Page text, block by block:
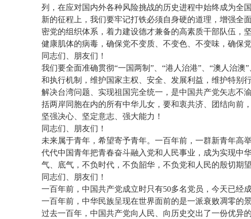
列，在应对国内外各种风险挑战的历史进程中始终成为全
新的征程上，我们要牢记打铁必须自身硬的道理，增强全
密党的组织体系，着力建设德才兼备的高素质干部队伍，
健康肌体的病毒，确保党不变质、不变色、不变味，确保
同志们、朋友们！
我们要全面准确贯彻“一国两制”、“港人治港”、“澳人治
和执行机制，维护国家主权、安全、发展利益，维护特别
解决台湾问题、实现祖国完全统一，是中国共产党矢志不
括两岸同胞在内的所有中华儿女，要和衷共济、团结向前
坚强决心、坚定意志、强大能力！
同志们、朋友们！
未来属于青年，希望寄予青年。一百年前，一群新青年高
代代中国青年把青春奋斗融入党和人民事业，成为实现中
气、底气，不负时代，不负韶华，不负党和人民的殷切期望
同志们、朋友们！
一百年前，中国共产党成立时只有50多名党员，今天已经
一百年前，中华民族呈现在世界面前的是一派衰败凋零的
过去一百年，中国共产党向人民、向历史交出了一份优异